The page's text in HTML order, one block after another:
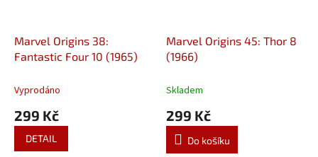
Marvel Origins 38:
Fantastic Four 10 (1965)
Vyprodáno
299 Kč
DETAIL
Marvel Origins 45: Thor 8
(1966)
Skladem
299 Kč
Do košíku